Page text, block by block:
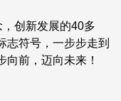
，创新发展的40多
志符号，一步步走到
前，迈向未来！